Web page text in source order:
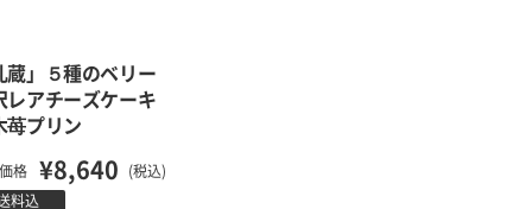
蔵」５種のベリー
レアチーズケーキ
苺プリン
格 ¥8,640 (税込)
料込